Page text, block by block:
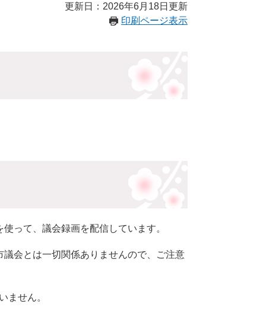
更新日：2026年6月18日更新
印刷ページ表示
って、議会録画を配信しています。
会とは一切関係ありませんので、ご注意
ません。